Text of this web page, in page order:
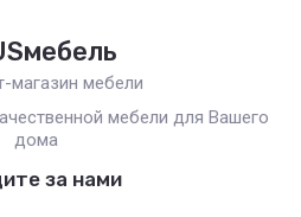
магазин мебели
мебели для Вашего
дома
за нами